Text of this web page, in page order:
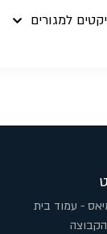
למגורים
- עמוד בית